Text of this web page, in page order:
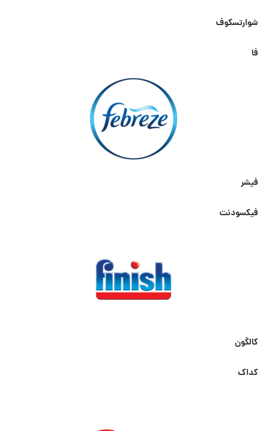
شوارتسکوف
فا
فیشر
فیکسودنت
کالگون
کداک